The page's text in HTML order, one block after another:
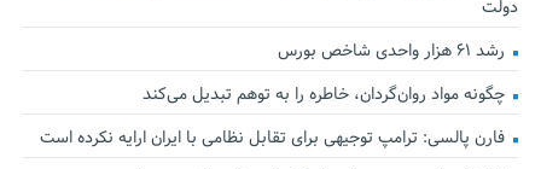
دولت
رشد ۶۱ هزار واحدی شاخص بورس
چگونه مواد روان‌گردان، خاطره را به توهم تبدیل می‌کند
فارن پالسی: ترامپ توجیهی برای تقابل نظامی با ایران ارایه نکرده است